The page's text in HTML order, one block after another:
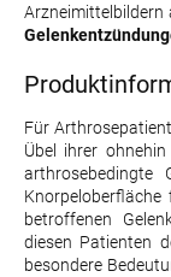
Arzneimittelbildern
Für
Übel ihrer
arthrosebedingte
betroffenen
diesen Patienten
besondere